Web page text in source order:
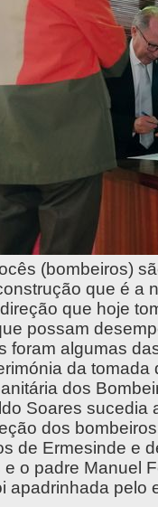
(bombeiros)
que é a
que hoje
possam
foram algumas
da
dos
Soares sucedia
dos
de Ermesinde e
e o padre Manuel
apadrinhada pelo